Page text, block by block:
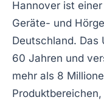
Hannover ist
Geräte- und
Deutschland. Das
60 Jahren und
mehr als 8